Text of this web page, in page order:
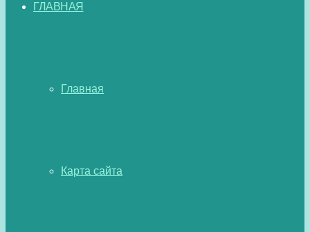
ГЛАВНАЯ
Главная
Карта сайта